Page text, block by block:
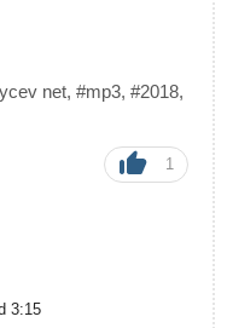
net, #mp3, #2018,
1
3:15